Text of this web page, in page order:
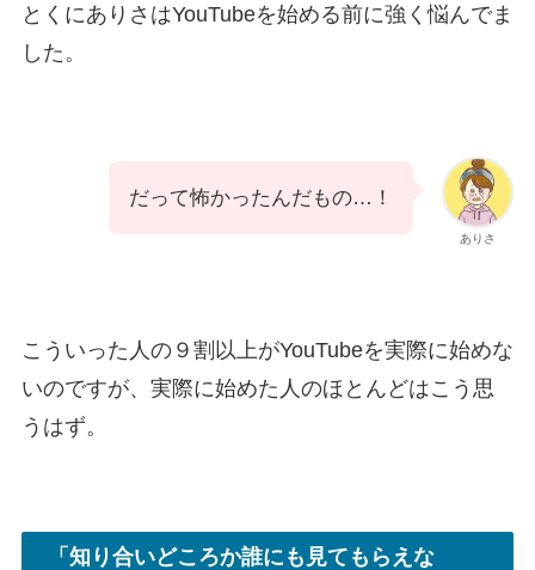
とくにありさはYouTubeを始める前に強く悩んでま
した。
ありさ
だって怖かったんだもの…！
こういった人の９割以上がYouTubeを実際に始めな
いのですが、実際に始めた人のほとんどはこう思
うはず。
「知り合いどころか誰にも見てもらえな